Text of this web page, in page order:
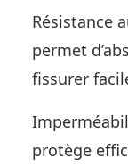
Résistance
permet
fissurer
protège